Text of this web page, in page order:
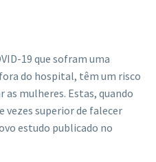
19 que sofram uma
do hospital, têm um risco
mulheres. Estas, quando
vezes superior de falecer
estudo publicado no